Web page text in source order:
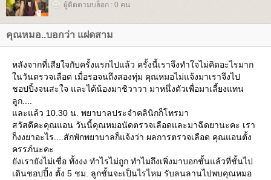
ผู้ติดตามบล็อก : 0 คน
คุณหมอ..บอกว่า แฝดสาม
หลังจากที่เสียใจกับครั้งแรกไปแล้ว ครั้งนี้เราจึงทำใจไม่คิดอะไรมาก
นวันตรวจเลือด เมื่อรอจนถึงสองทุ่ม คุณหมอไม่แจ้งมาเราจึงไป
ชอปปิ้งจนสะใจ และได้น้องมาชิวาวา มาหนึ่งตัวเพื่อมาเลี้ยงแทน
ลูก....
ละแล้ว 10.30 น. พยาบาลประจำคลินิกก็โทรมา
สวัสดีคะคุณแอน วันนี้คุณหมอนัดตรวจเลือดและมาฉีดยานะคะ เรา
ก็งงยาอะไร....สักพักพยาบาลก็แจ้งว่า ผลการตรวจเลือด คุณแอนตั้ง
ครรภ์นะคะ
ังเรายังไม่เชื่อ ทั้งงง ทำไรไม่ถูก ทำไมถึงเพิ่งมาบอกชั้นแล้วที่ชั้นไป
เดินชอปปิ้ง ตั้ง 5 ชม. ลูกชั้นจะเป็นไรไหม รับลนลานไปพบคุณหมอ